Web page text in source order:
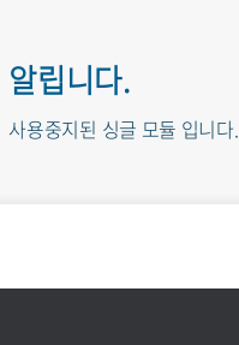
알립니다.
사용중지된 싱글 모듈 입니다.